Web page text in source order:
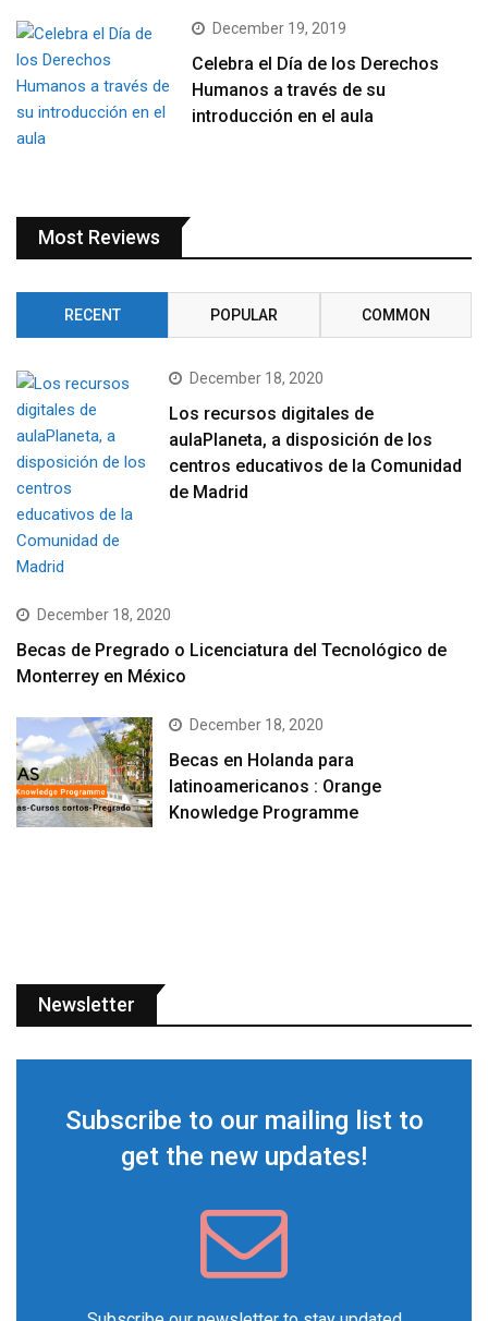
December 19, 2019
Celebra el Día de los Derechos
Humanos a través de su
introducción en el aula
Most Reviews
RECENT POPULAR COMMON
December 18, 2020
Los recursos digitales de
aulaPlaneta, a disposición de los
centros educativos de la Comunidad
de Madrid
December 18, 2020
Becas de Pregrado o Licenciatura del Tecnológico de
Monterrey en México
December 18, 2020
Becas en Holanda para
latinoamericanos : Orange
Knowledge Programme
Newsletter
Subscribe to our mailing list to
get the new updates!